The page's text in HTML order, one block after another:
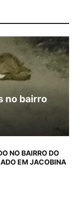
no bairro
NO BAIRRO DO
EM JACOBINA